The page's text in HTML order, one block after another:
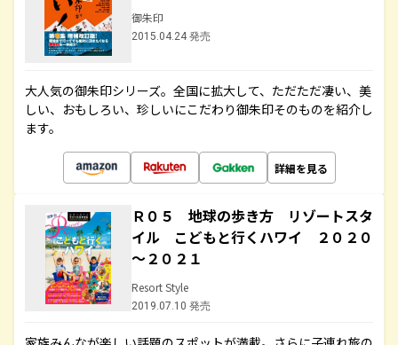
御朱印
2015.04.24 発売
大人気の御朱印シリーズ。全国に拡大して、ただただ凄い、美
しい、おもしろい、珍しいにこだわり御朱印そのものを紹介し
ます。
詳細を見る
Ｒ０５ 地球の歩き方 リゾートスタ
イル こどもと行くハワイ ２０２０
～２０２１
Resort Style
2019.07.10 発売